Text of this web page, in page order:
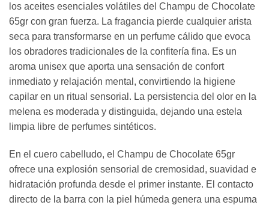
los aceites esenciales volátiles del Champu de Chocolate
65gr con gran fuerza. La fragancia pierde cualquier arista
seca para transformarse en un perfume cálido que evoca
los obradores tradicionales de la confitería fina. Es un
aroma unisex que aporta una sensación de confort
inmediato y relajación mental, convirtiendo la higiene
capilar en un ritual sensorial. La persistencia del olor en la
melena es moderada y distinguida, dejando una estela
limpia libre de perfumes sintéticos.
En el cuero cabelludo, el Champu de Chocolate 65gr
ofrece una explosión sensorial de cremosidad, suavidad e
hidratación profunda desde el primer instante. El contacto
directo de la barra con la piel húmeda genera una espuma